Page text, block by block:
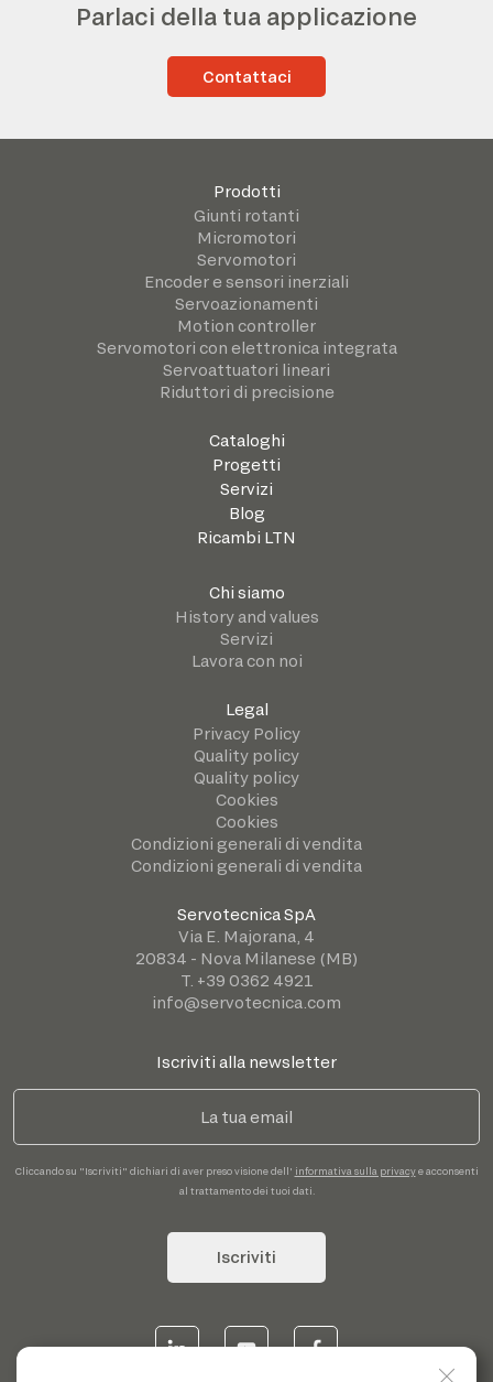
Parlaci della tua applicazione
Contattaci
Prodotti
Giunti rotanti
Micromotori
Servomotori
Encoder e sensori inerziali
Servoazionamenti
Motion controller
Servomotori con elettronica integrata
Servoattuatori lineari
Riduttori di precisione
Cataloghi
Progetti
Servizi
Blog
Ricambi LTN
Chi siamo
History and values
Servizi
Lavora con noi
Legal
Privacy Policy
Quality policy
Quality policy
Cookies
Cookies
Condizioni generali di vendita
Condizioni generali di vendita
Servotecnica SpA
Via E. Majorana, 4
20834 - Nova Milanese (MB)
T. +39 0362 4921
info@servotecnica.com
Iscriviti alla newsletter
Cliccando su "Iscriviti" dichiari di aver preso visione dell' informativa sulla privacye acconsenti
al trattamento dei tuoi dati.
Iscriviti